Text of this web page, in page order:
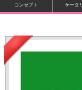
コンセプト ケータ